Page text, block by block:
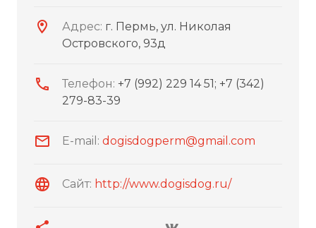
Адрес: г. Пермь, ул. Николая
Островского, 93д
Телефон: +7 (992) 229 14 51; +7 (342)
279-83-39
E-mail: dogisdogperm@gmail.com
Сайт: http://www.dogisdog.ru/